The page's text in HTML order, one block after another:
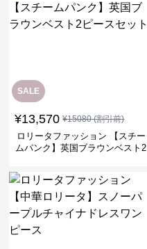
SALE
¥13,570 ¥15080(割引前)
ロリータファッション 【スチー
ムパンク】英国ブラウンベスト2